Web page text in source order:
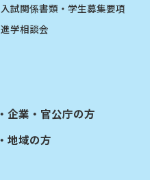
入試関係書類・学生募集要項
進学相談会
企業・官公庁の方
地域の方